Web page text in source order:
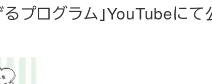
プログラム」YouTubeにて